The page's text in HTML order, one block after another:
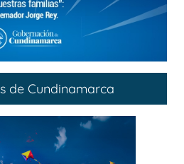
de Cundinamarca